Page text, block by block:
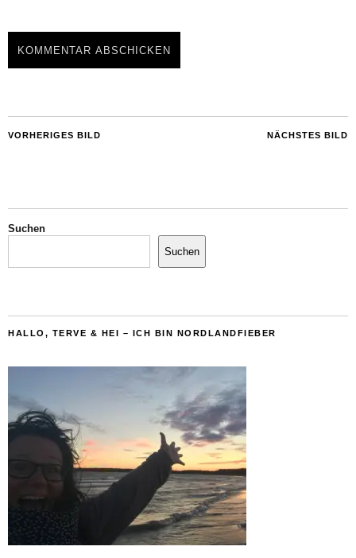
NÄCHSTES BILD
VORHERIGES BILD
Suchen
Suchen
HALLO, TERVE & HEI – ICH BIN NORDLANDFIEBER